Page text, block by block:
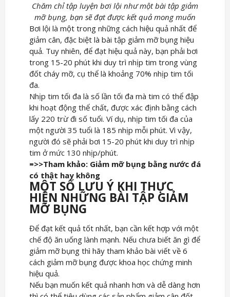
Chăm chỉ tập luyện bơi lội như một bài tập giảm
mỡ bụng, bạn sẽ đạt được kết quả mong muốn
Bơi lội là một trong những cách hiệu quả nhất để
giảm cân, đặc biệt là bài tập giảm mỡ bụng hiệu
quả. Tuy nhiên, để đạt hiệu quả này, bạn phải bơi
trong 15-20 phút khi duy trì nhịp tim trong vùng
đốt cháy mỡ, cụ thể là khoảng 70% nhịp tim tối
đa.
Nhịp tim tối đa là số lần tối đa mà tim có thể đập
khi hoạt động thể chất, được xác định bằng cách
lấy 220 trừ đi số tuổi. Ví dụ, nhịp tim tối đa của
một người 35 tuổi là 185 nhịp mỗi phút. Vì vậy,
người đó sẽ phải bơi 15-20 phút khi duy trì nhịp
tim ở mức 130 nhịp/phút.
=>>Tham khảo: Giảm mỡ bụng bằng nước đá
có thật hay không
MỘT SỐ LƯU Ý KHI THỰC
HIỆN NHỮNG BÀI TẬP GIẢM
MỠ BỤNG
Để đạt kết quả tốt nhất, bạn cần kết hợp với một
chế độ ăn uống lành mạnh. Nếu chưa biết ăn gì để
giảm mỡ bụng thì hãy tham khảo bài viết về 6
cách giảm mỡ bụng được khoa học chứng minh
hiệu quả.
Nếu bạn muốn kết quả nhanh hơn và dễ dàng hơn